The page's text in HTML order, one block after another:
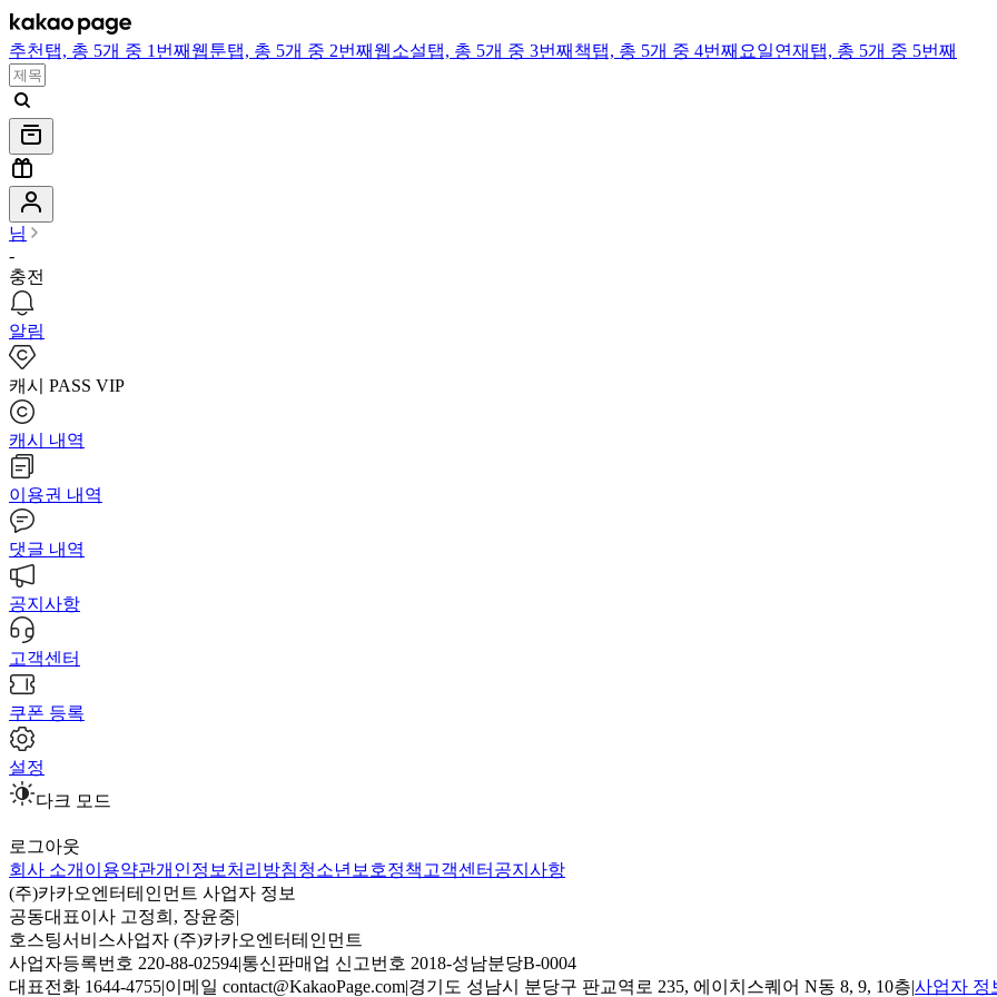
추천 탭, 총 5개 중 1번째 웹툰탭, 총 5개 중 2번째 웹소설탭, 총 5개 중 3번째 책탭, 총 5개 중 4번째 요일연재 탭, 총 5개 중 5번째
님
-
충전
알림
캐시 PASS VIP
캐시 내역
이용권 내역
댓글 내역
공지사항
고객센터
쿠폰 등록
설정
다크 모드
로그아웃
회사 소개 이용약관개인정보처리방침청소년보호정책 고객센터 공지사항
(주)카카오엔터테인먼트 사업자 정보
공동대표이사 고정희, 장윤중|
호스팅서비스사업자 (주)카카오엔터테인먼트
사업자등록번호 220-88-02594|통신판매업 신고번호 2018-성남분당B-0004
대표전화 1644-4755|이메일 contact@KakaoPage.com|경기도 성남시 분당구 판교역로 235, 에이치스퀘어 N동 8, 9, 10층|사업자 정